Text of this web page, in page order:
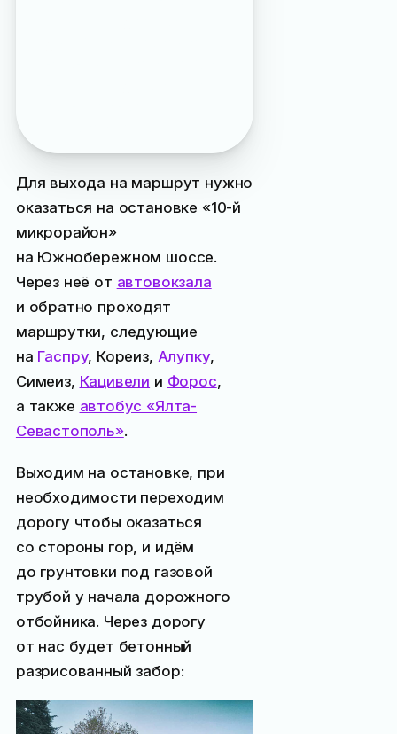
Для выхода на маршрут нужно
оказаться на остановке «10-й
микрорайон»
на Южнобережном шоссе.
Через неё от автовокзала
и обратно проходят
маршрутки, следующие
на Гаспру, Кореиз, Алупку,
Симеиз, Кацивели и Форос,
а также автобус «Ялта-
Севастополь».
Выходим на остановке, при
необходимости переходим
дорогу чтобы оказаться
со стороны гор, и идём
до грунтовки под газовой
трубой у начала дорожного
отбойника. Через дорогу
от нас будет бетонный
разрисованный забор: